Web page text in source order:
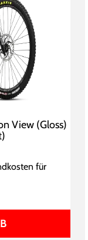
View (Gloss)
für